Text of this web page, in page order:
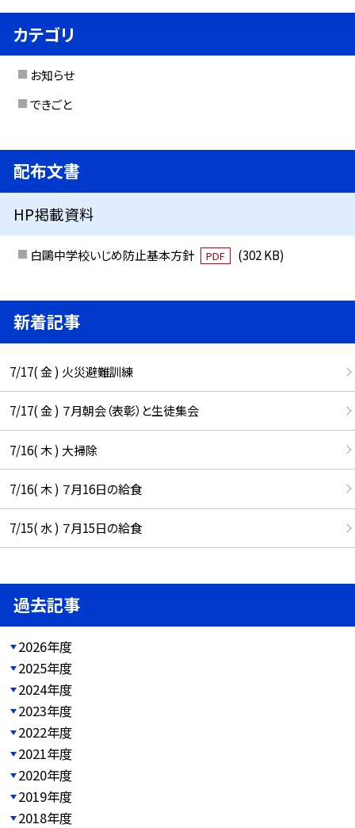
カテゴリ
お知らせ
できごと
配布文書
HP掲載資料
白鷗中学校いじめ防止基本方針 PDF (302 KB)
新着記事
7/17( 金 ) 火災避難訓練
7/17( 金 ) ７月朝会（表彰）と生徒集会
7/16( 木 ) 大掃除
7/16( 木 ) ７月16日の給食
7/15( 水 ) ７月15日の給食
過去記事
2026年度
2025年度
2024年度
2023年度
2022年度
2021年度
2020年度
2019年度
2018年度